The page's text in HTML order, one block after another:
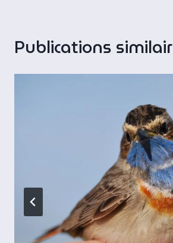
Publications